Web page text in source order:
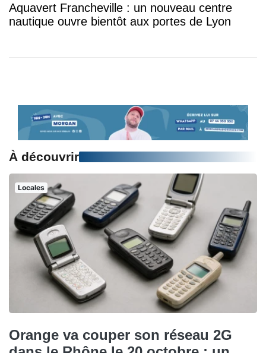
Aquavert Francheville : un nouveau centre
nautique ouvre bientôt aux portes de Lyon
À découvrir
Locales
Orange va couper son réseau 2G